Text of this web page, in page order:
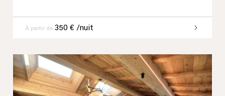
À partir de 350 € /nuit